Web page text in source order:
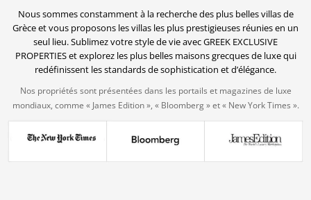
Nous sommes constamment à la recherche des plus belles villas de
Grèce et vous proposons les villas les plus prestigieuses réunies en un
seul lieu. Sublimez votre style de vie avec GREEK EXCLUSIVE
PROPERTIES et explorez les plus belles maisons grecques de luxe qui
redéfinissent les standards de sophistication et d’élégance.
Nos propriétés sont présentées dans les portails et magazines de luxe
mondiaux, comme « James Edition », « Bloomberg » et « New York Times ».